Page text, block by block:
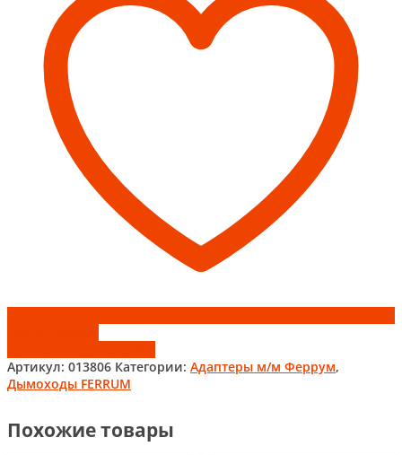
Артикул: 013806 Категории: Адаптеры м/м Феррум,
Дымоходы FERRUM
Похожие товары